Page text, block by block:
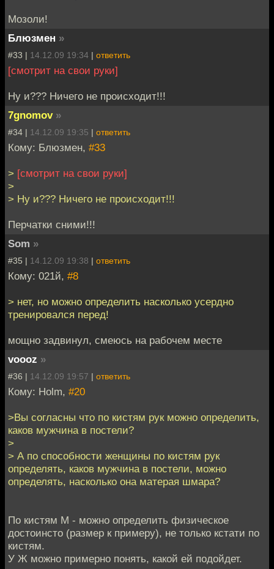
Мозоли!
Блюзмен »
#33 | 14.12.09 19:34 | ответить
[смотрит на свои руки]
Ну и??? Ничего не происходит!!!
7gnomov »
#34 | 14.12.09 19:35 | ответить
Кому: Блюзмен, #33
> [смотрит на свои руки]
>
> Ну и??? Ничего не происходит!!!
Перчатки сними!!!
Som »
#35 | 14.12.09 19:38 | ответить
Кому: 021й, #8
> нет, но можно определить насколько усердно
тренировался перед!
мощно задвинул, смеюсь на рабочем месте
voooz »
#36 | 14.12.09 19:57 | ответить
Кому: Holm, #20
>Вы согласны что по кистям рук можно определить,
каков мужчина в постели?
>
> А по способности женщины по кистям рук
определять, каков мужчина в постели, можно
определять, насколько она матерая шмара?
По кистям М - можно определить физическое
достоинсто (размер к примеру), не только кстати по
кистям.
У Ж можно примерно понять, какой ей подойдет.